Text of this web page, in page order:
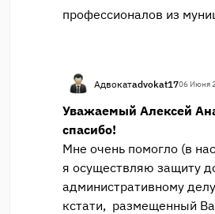
профессионалов из
Адвокатadvokat1706 Июня
Уважаемый Алексей
спасибо!
Мне очень помогло (в
я осуществляю защиту
административному
кстати, размещенный